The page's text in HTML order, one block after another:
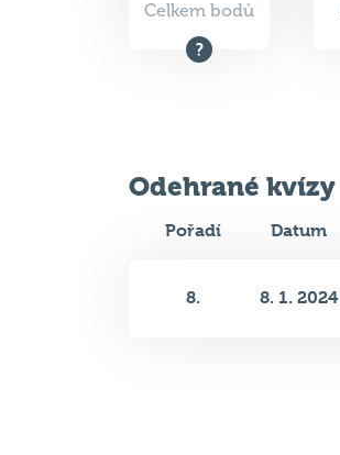
Celkem bodů
Odehrané kvízy
Pořadí Datum
8. 8. 1. 2024